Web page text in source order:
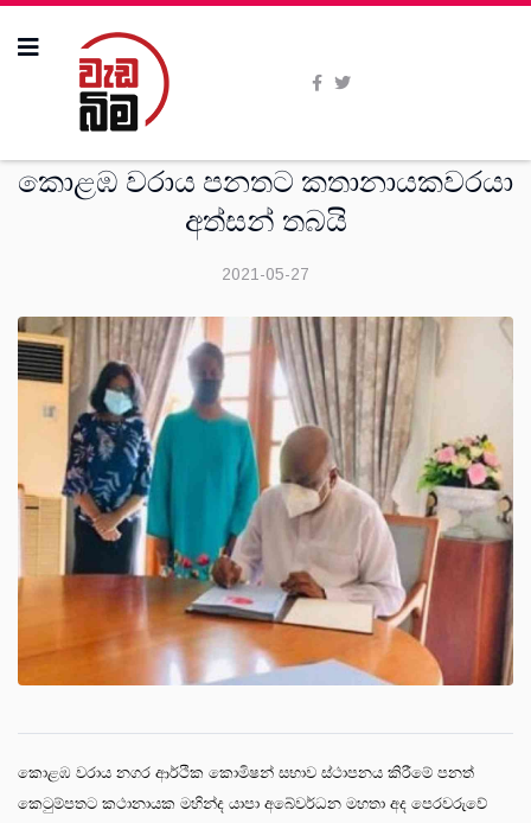
කොළඹ වරාය පනතට කතානායකවරයා
අත්සන් තබයි
2021-05-27
කොළඹ වරාය නගර ආර්ථික කොමිෂන් සභාව ස්ථාපනය කිරීමේ පනත්
කෙටුම්පතට කථානායක මහින්ද යාපා අබේවර්ධන මහතා අද පෙරවරුවේ